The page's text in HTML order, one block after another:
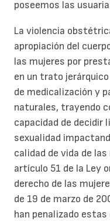
poseemos las
La violencia
apropiación del
las mujeres por
en un trato
de medicalización y
naturales, trayendo
capacidad de decidir
sexualidad
calidad de vida de
artículo 51 de la Ley
derecho de las
de 19 de marzo de
han penalizado